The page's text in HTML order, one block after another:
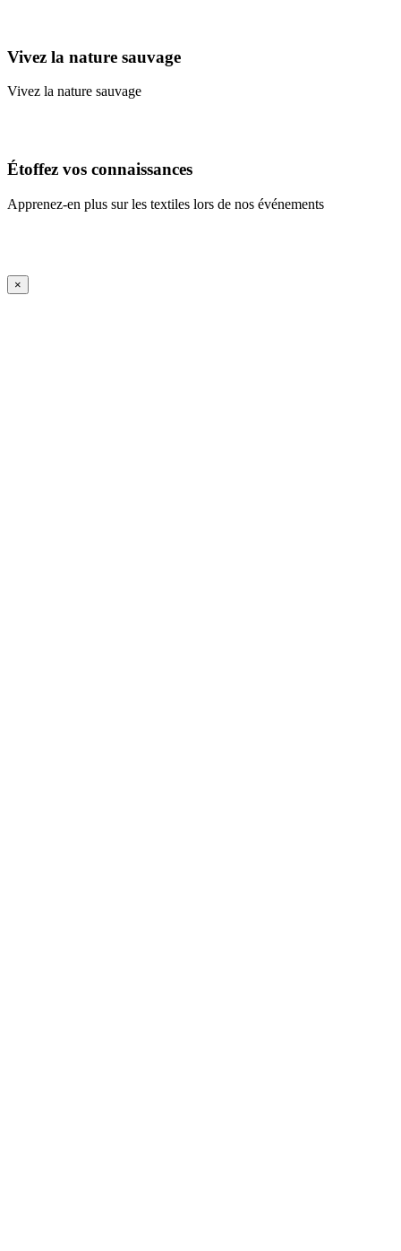
Vivez la nature sauvage
Vivez la nature sauvage
Étoffez vos connaissances
Apprenez-en plus sur les textiles lors de nos événements
iFrame Title
×